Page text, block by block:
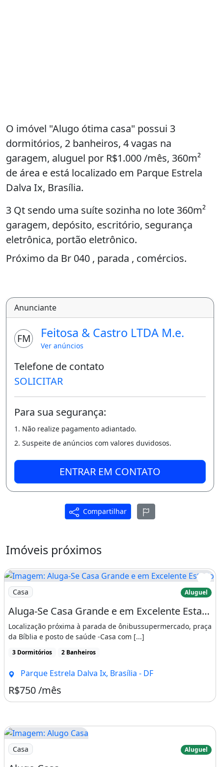
O imóvel "Alugo ótima casa" possui 3
dormitórios, 2 banheiros, 4 vagas na
garagem, aluguel por R$1.000 /mês, 360m²
de área e está localizado em Parque Estrela
Dalva Ix, Brasília.
3 Qt sendo uma suíte sozinha no lote 360m²
garagem, depósito, escritório, segurança
eletrônica, portão eletrônico.
Próximo da Br 040 , parada , comércios.
Anunciante
FM Feitosa & Castro LTDA M.e.
Ver anúncios
Telefone de contato
SOLICITAR
Para sua segurança:
1. Não realize pagamento adiantado.
2. Suspeite de anúncios com valores duvidosos.
ENTRAR EM CONTATO
Compartilhar
Imóveis próximos
Imagem: Aluga-Se Casa Grande e em Excelente Estado
Casa Aluguel
Aluga-Se Casa Grande e em Excelente Estado
Localização próxima à parada de ônibussupermercado, praça
da Bíblia e posto de saúde -Casa com [...]
3 Dormitórios 2 Banheiros
Parque Estrela Dalva Ix, Brasília - DF
R$750 /mês
Imagem: Alugo Casa
Casa Aluguel